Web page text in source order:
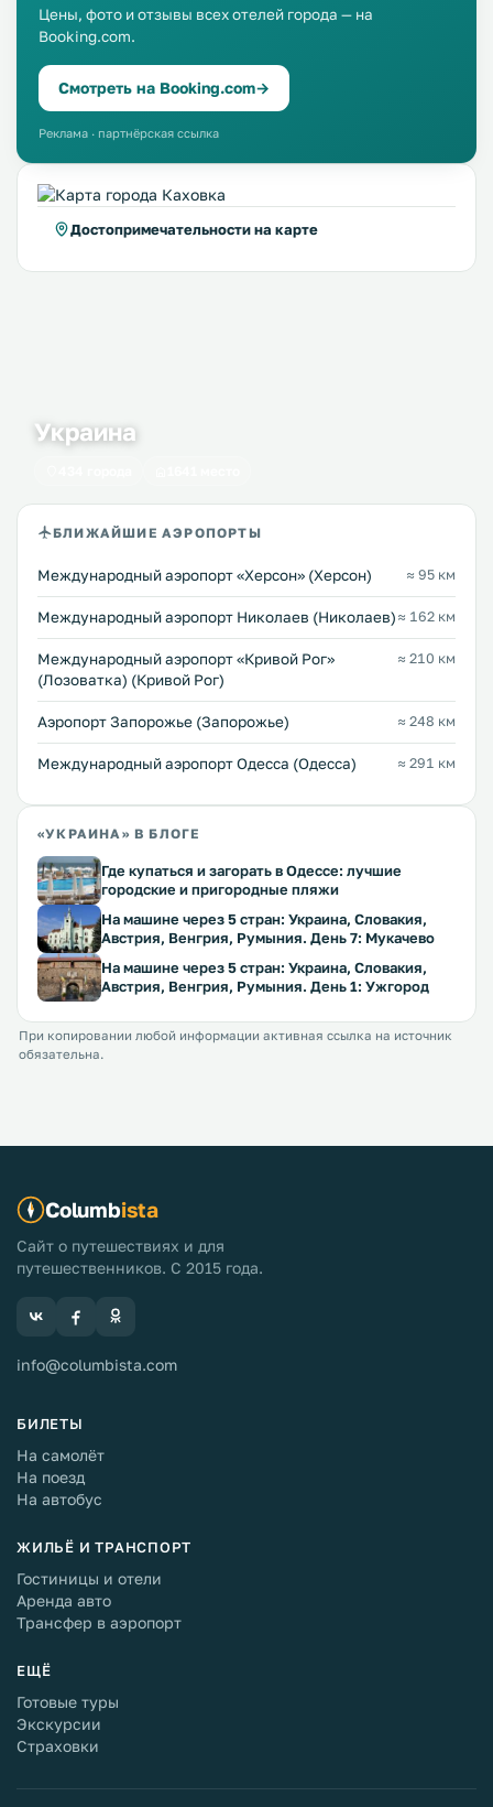
Цены, фото и отзывы всех отелей города — на
Booking.com.
Смотреть на Booking.com→
Реклама · партнёрская ссылка
Достопримечательности на карте
Украина
БЛИЖАЙШИЕ АЭРОПОРТЫ
Международный аэропорт «Херсон» (Херсон) ≈ 95 км
Международный аэропорт Николаев (Николаев) ≈ 162 км
Международный аэропорт «Кривой Рог»
(Лозоватка) (Кривой Рог)
≈ 210 км
Аэропорт Запорожье (Запорожье) ≈ 248 км
Международный аэропорт Одесса (Одесса) ≈ 291 км
«УКРАИНА» В БЛОГЕ
Где купаться и загорать в Одессе: лучшие
городские и пригородные пляжи
На машине через 5 стран: Украина, Словакия,
Австрия, Венгрия, Румыния. День 7: Мукачево
На машине через 5 стран: Украина, Словакия,
Австрия, Венгрия, Румыния. День 1: Ужгород
При копировании любой информации активная ссылка на источник
обязательна.
Columbista
Сайт о путешествиях и для
путешественников. С 2015 года.
info@columbista.com
БИЛЕТЫ
На самолёт
На поезд
На автобус
ЖИЛЬЁ И ТРАНСПОРТ
Гостиницы и отели
Аренда авто
Трансфер в аэропорт
ЕЩЁ
Готовые туры
Экскурсии
Страховки